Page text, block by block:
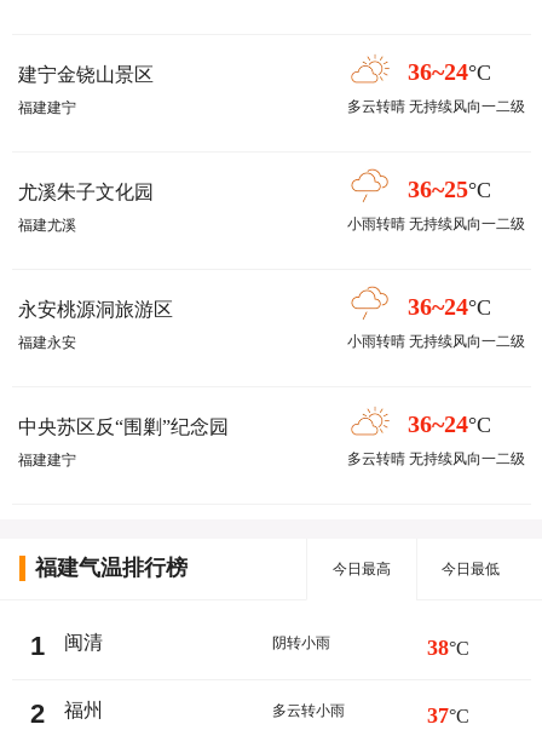
建宁金铙山景区
福建建宁
36~24°C
多云转晴 无持续风向一二级
尤溪朱子文化园
福建尤溪
36~25°C
小雨转晴 无持续风向一二级
永安桃源洞旅游区
福建永安
36~24°C
小雨转晴 无持续风向一二级
中央苏区反“围剿”纪念园
福建建宁
36~24°C
多云转晴 无持续风向一二级
福建气温排行榜 今日最高 今日最低
1 闽清 阴转小雨 38°C
2 福州 多云转小雨 37°C